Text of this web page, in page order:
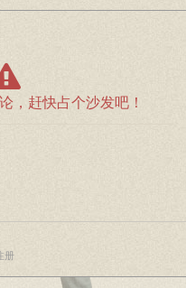
，赶快占个沙发吧！
册